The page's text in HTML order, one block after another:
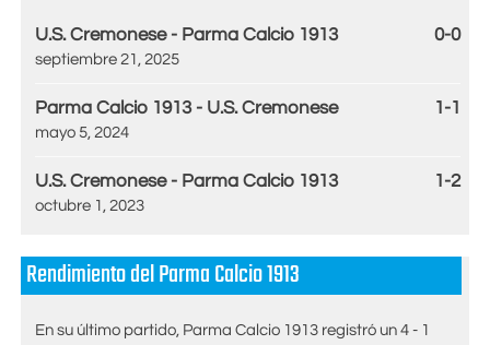
U.S. Cremonese - Parma Calcio 1913 0-0
septiembre 21, 2025
Parma Calcio 1913 - U.S. Cremonese 1-1
mayo 5, 2024
U.S. Cremonese - Parma Calcio 1913 1-2
octubre 1, 2023
Rendimiento del Parma Calcio 1913
En su último partido, Parma Calcio 1913 registró un 4 - 1